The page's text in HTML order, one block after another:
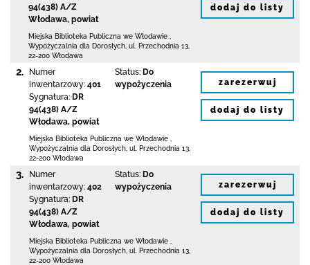
94(438) A/Z
Włodawa, powiat
Miejska Biblioteka Publiczna we Włodawie
Wypożyczalnia dla Dorosłych, ul. Przechodnia 13
22-200 Włodawa
dodaj do listy
2.
Numer
inwentarzowy: 401
Sygnatura: DR
94(438) A/Z
Włodawa, powiat
Status: Do
wypożyczenia
Miejska Biblioteka Publiczna we Włodawie
Wypożyczalnia dla Dorosłych, ul. Przechodnia 13
22-200 Włodawa
zarezerwuj
dodaj do listy
3.
Numer
inwentarzowy: 402
Sygnatura: DR
94(438) A/Z
Włodawa, powiat
Status: Do
wypożyczenia
Miejska Biblioteka Publiczna we Włodawie
Wypożyczalnia dla Dorosłych, ul. Przechodnia 13
22-200 Włodawa
zarezerwuj
dodaj do listy